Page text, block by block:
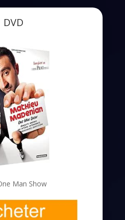
DVD
Man Show